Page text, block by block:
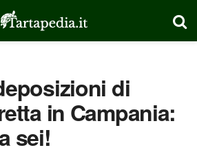
di
in Campania:
sei!